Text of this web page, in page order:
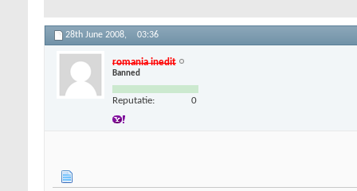
28th June 2008, 03:36
romania inedit
Banned
Reputatie: 0